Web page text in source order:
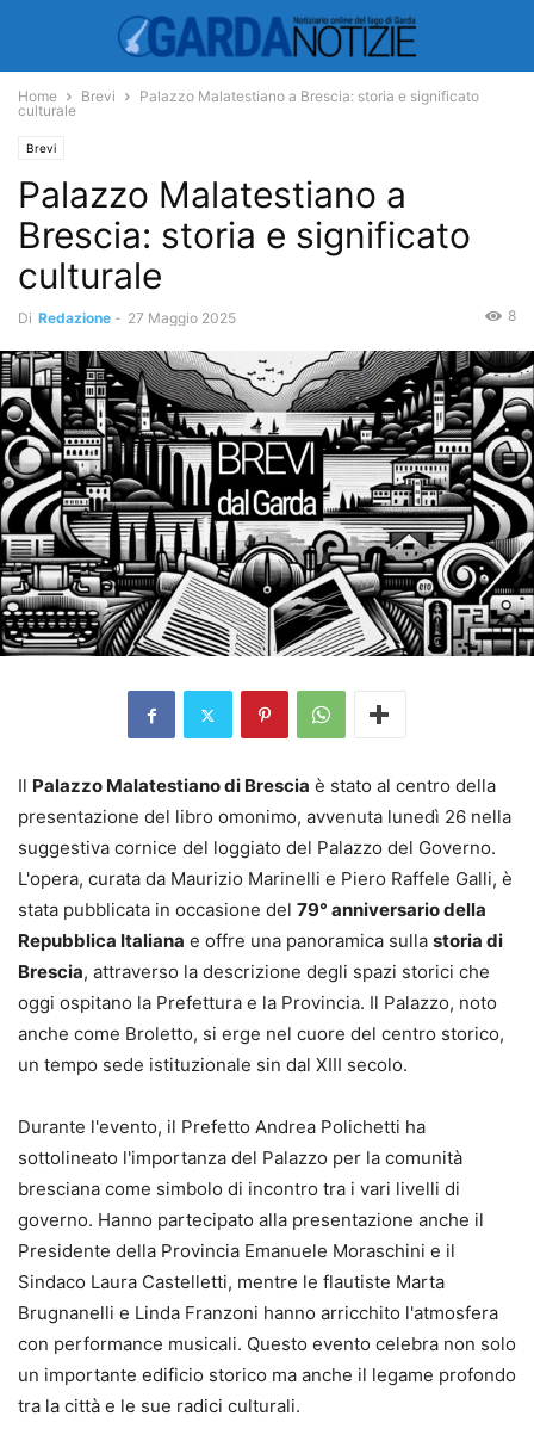
Home Brevi
Palazzo Malatestiano a Brescia: storia e significato
culturale
Brevi
Palazzo Malatestiano a
Brescia: storia e significato
culturale
Di Redazione - 27 Maggio 2025 8
Il Palazzo Malatestiano di Brescia è stato al centro della
presentazione del libro omonimo, avvenuta lunedì 26 nella
suggestiva cornice del loggiato del Palazzo del Governo.
L'opera, curata da Maurizio Marinelli e Piero Raffele Galli, è
stata pubblicata in occasione del 79° anniversario della
Repubblica Italiana e offre una panoramica sulla storia di
Brescia, attraverso la descrizione degli spazi storici che
oggi ospitano la Prefettura e la Provincia. Il Palazzo, noto
anche come Broletto, si erge nel cuore del centro storico,
un tempo sede istituzionale sin dal XIII secolo.
Durante l'evento, il Prefetto Andrea Polichetti ha
sottolineato l'importanza del Palazzo per la comunità
bresciana come simbolo di incontro tra i vari livelli di
governo. Hanno partecipato alla presentazione anche il
Presidente della Provincia Emanuele Moraschini e il
Sindaco Laura Castelletti, mentre le flautiste Marta
Brugnanelli e Linda Franzoni hanno arricchito l'atmosfera
con performance musicali. Questo evento celebra non solo
un importante edificio storico ma anche il legame profondo
tra la città e le sue radici culturali.